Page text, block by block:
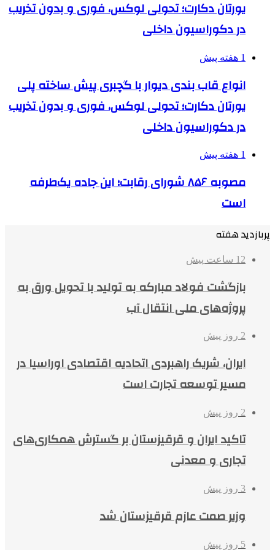
یورتان دکارت؛ تحولی لوکس، فوری و بدون تخریب
در دکوراسیون داخلی
1 هفته پیش
انواع قاب بندی دیوار با گچبری پیش ساخته پلی
یورتان دکارت؛ تحولی لوکس، فوری و بدون تخریب
در دکوراسیون داخلی
1 هفته پیش
مصوبه ۸۵۶ شورای رقابت؛ این جاده یک‌طرفه
است
پربازدید هفته
12 ساعت پیش
بازگشت فولاد مبارکه به تولید با تحویل ورق به
پروژه‌های ملی انتقال آب
2 روز پیش
ایران، شریک راهبردی اتحادیه اقتصادی اوراسیا در
مسیر توسعه تجارت است
2 روز پیش
تاکید ایران و قرقیزستان بر گسترش همکاری‌های
تجاری و معدنی
3 روز پیش
وزیر صمت عازم قرقیزستان شد
5 روز پیش